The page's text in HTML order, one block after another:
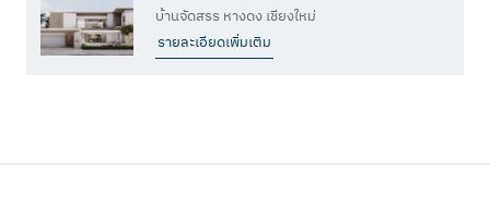
บ้านจัดสรร หางดง เชียงใหม่
รายละเอียดเพิ่มเติม